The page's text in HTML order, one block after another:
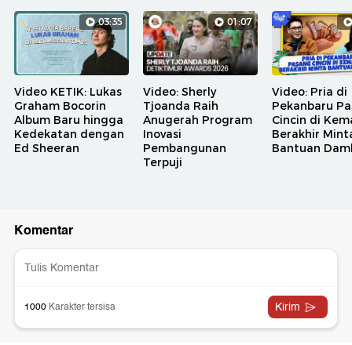
03:35
Video KETIK: Lukas
Graham Bocorin
Album Baru hingga
Kedekatan dengan
Ed Sheeran
01:07
Video: Sherly
Tjoanda Raih
Anugerah Program
Inovasi
Pembangunan
Terpuji
Video: Pria di
Pekanbaru
Cincin di
Berakhir
Bantuan